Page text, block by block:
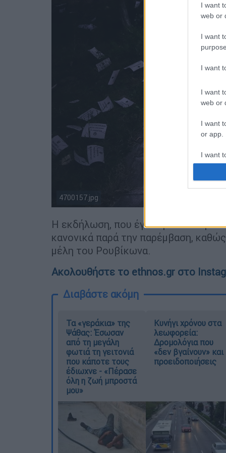
I want
web or
I want
I want
I want
web or
I want
or app.
I want
I want
4700157.jpg
Η εκδήλωση, που έγινε για τα 4
κανονικά παρά την παρέμβαση,
μέλη του Ρουβίκωνα.
Ακολουθήστε το ethnos.gr στο
Διαβάστε ακόμη
Τα «γεράκια» της
Ψάθας: Έσωσαν
από τη μεγάλη
φωτιά τη γειτονιά
που κάποτε τους
έδιωχνε - «Πέρασε
όλη η ζωή μπροστά
μου»
Κυνήγι χρόνου στα
λεωφορεία:
Δρομολόγια που
«δεν βγαίνουν» και
προειδοποιήσεις